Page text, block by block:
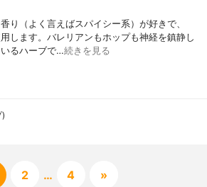
り（よく言えばスパイシー系）が好きで、
します。バレリアンもホップも神経を鎮静し
るハーブで…続きを見る
2 … 4 »